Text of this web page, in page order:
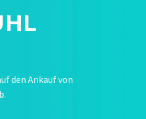
den Ankauf von